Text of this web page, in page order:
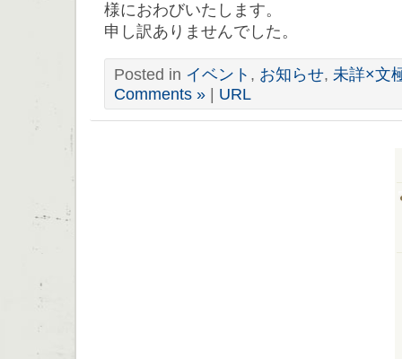
様におわびいたします。
申し訳ありませんでした。
Posted in イベント , お知らせ, 未詳×文
Comments » | URL